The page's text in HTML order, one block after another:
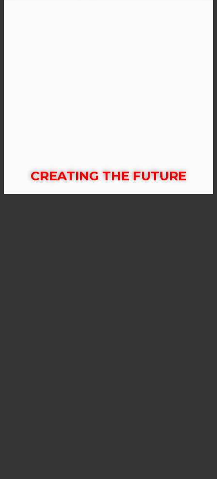
CREATING THE FUTURE